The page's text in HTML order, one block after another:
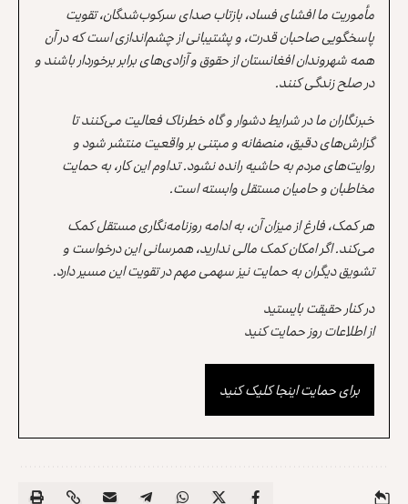
مأموریت ما افشای فساد، بازتاب صدای سرکوب‌شدگان، تقویت
پاسخگویی صاحبان قدرت، و پشتیبانی از چشم‌اندازی است که در آن
همه شهروندان افغانستان از حقوق و آزادی‌های برابر برخوردار باشند و
در صلح زندگی کنند.
خبرنگاران ما در شرایط دشوار و گاه خطرناک فعالیت می‌کنند تا
گزارش‌های دقیق، منصفانه و مبتنی بر واقعیت منتشر شود و
روایت‌های مردم به حاشیه رانده نشود. تداوم این کار، به حمایت
مخاطبان و حامیان مستقل وابسته است.
هر کمک، فارغ از میزان آن، به ادامه روزنامه‌نگاری مستقل کمک
می‌کند. اگر امکان کمک مالی ندارید، همرسانی این درخواست و
تشویق دیگران به حمایت نیز سهمی مهم در تقویت این مسیر دارد.
در کنار حقیقت بایستید
از اطلاعات روز حمایت کنید
برای حمایت اینجا کلیک کنید